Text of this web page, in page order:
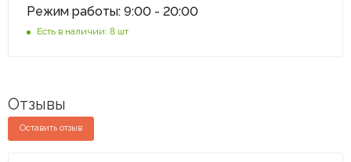
Режим работы: 9:00 - 20:00
Есть в наличии: 8 шт
Отзывы
Оставить отзыв